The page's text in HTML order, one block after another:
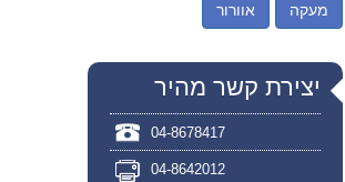
מעקה אוורור
יצירת קשר מהיר
04-8678417
04-8642012